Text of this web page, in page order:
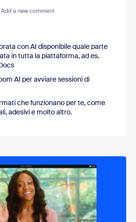
con AI disponibile quale parte
in tutta la piattaforma, ad es.
AI per avviare sessioni di
che funzionano per te, come
adesivi e molto altro.